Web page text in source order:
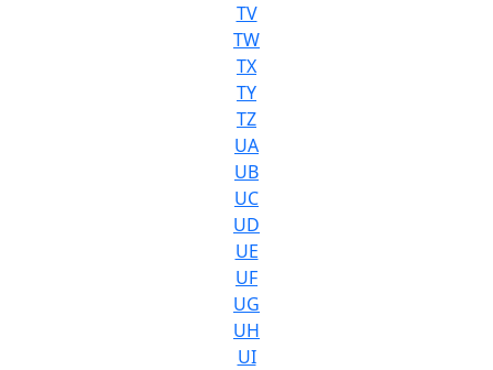
TV
TW
TX
TY
TZ
UA
UB
UC
UD
UE
UF
UG
UH
UI